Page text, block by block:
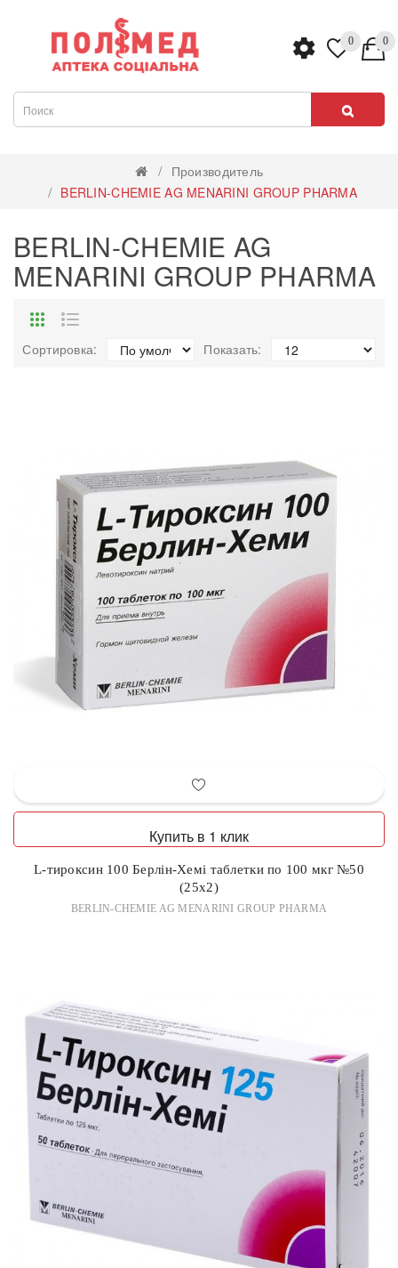
0 0
Производитель
BERLIN-CHEMIE AG MENARINI GROUP PHARMA
BERLIN-CHEMIE AG
MENARINI GROUP PHARMA
Сортировка: Показать:
Купить в 1 клик
L-тироксин 100 Берлін-Хемі таблетки по 100 мкг №50
(25х2)
BERLIN-CHEMIE AG MENARINI GROUP PHARMA